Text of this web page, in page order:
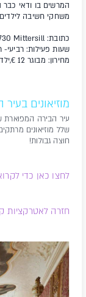
המרשים בו ודאי
משחקי חשיבה לילדים
כתובת: Gerlosstraße 18, 5730 Mittersill
שעות פעילות: רביעי- ראשון
מחירון: מבוגר 12 €,ילדים בין הגילאים 4-15: 6 €, ילדיםן מתחת לגיל 5: חינם
מוזיאונים
עיר הבירה המפוארת
שלל מוזיאונים
חוצה גבולות!
לחצו כאן כדי
חזרה לאטרקציות